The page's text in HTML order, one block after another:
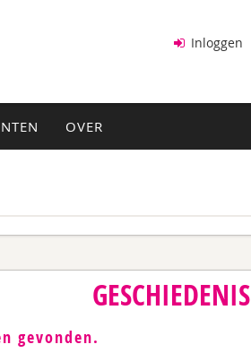
Inloggen
OVER
GESCHIEDENIS
gevonden.